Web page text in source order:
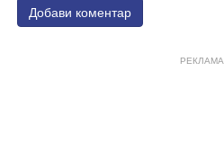
Добави коментар
РЕКЛАМА